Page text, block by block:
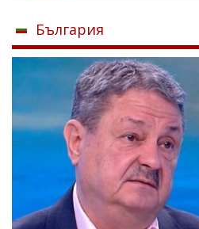
България